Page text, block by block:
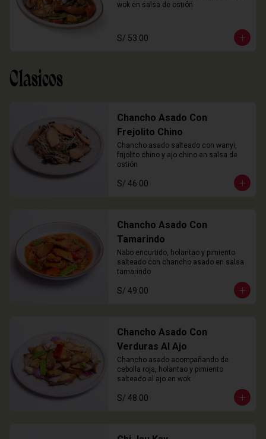
wok en salsa de ostión
S/ 53.00
Clasicos
Chancho Asado Con
Frejolito Chino
Chancho asado salteado con wanyi,
frijolito chino y ajo chino en salsa de
ostión
S/ 46.00
Chancho Asado Con
Tamarindo
Nabo encurtido, holantao y pimiento
salteado con chancho asado en salsa
tamarindo
S/ 49.00
Chancho Asado Con
Verduras Al Ajo
Chancho asado acompañando de
cebolla roja, holantao y pimiento
salteado al ajo en wok
S/ 48.00